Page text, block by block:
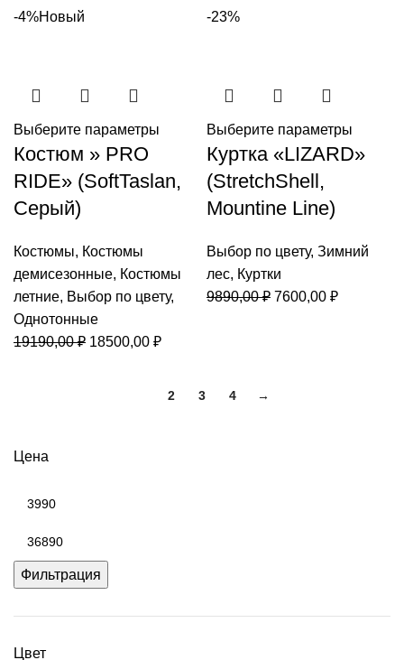
Цена
Фильтрация
Цвет
-4%Новый
Выберите параметры
Костюм » PRO
RIDE» (SoftTaslan,
Серый)
Костюмы, Костюмы
демисезонные, Костюмы
летние, Выбор по цвету,
Однотонные
19190,00₽ Первоначальная
18500,00 ₽Текущая
-23%
Выберите параметры
Куртка «LIZARD»
(StretchShell,
Mountine Line)
Выбор по цвету, Зимний
лес, Куртки
9890,00₽ Первоначальная
7600,00 ₽Текущая
2 3 4 →